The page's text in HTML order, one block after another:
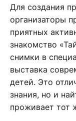
Для создания
организаторы
приятных
знакомство
снимки в
выставка
детей. Это
знания, но и
проживает тот